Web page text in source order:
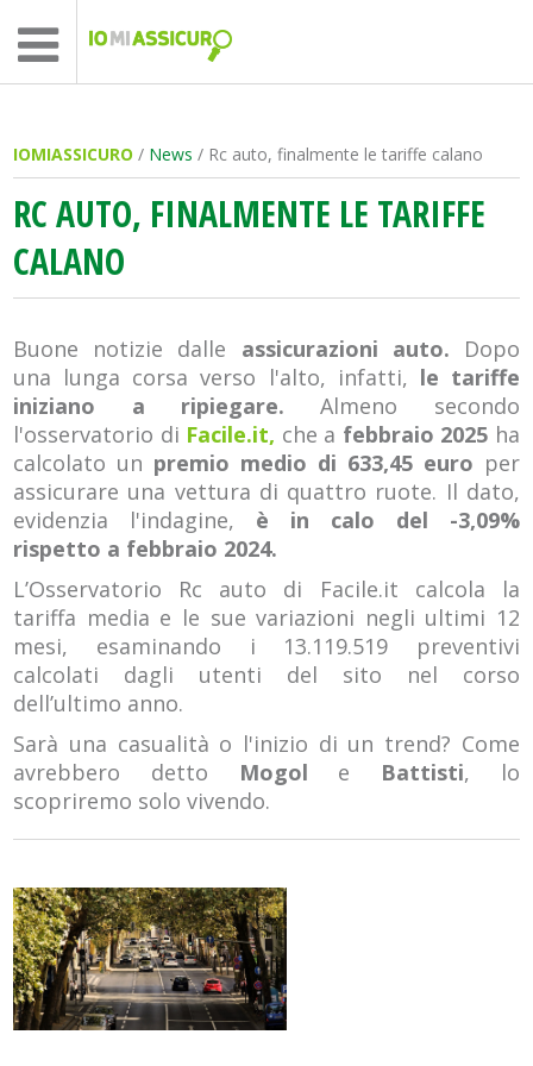
IOMIASSICURO / News / Rc auto, finalmente le tariffe calano
RC AUTO, FINALMENTE LE TARIFFE
CALANO
Buone notizie dalle assicurazioni auto. Dopo
una lunga corsa verso l'alto, infatti, le tariffe
iniziano a ripiegare. Almeno secondo
l'osservatorio di Facile.it, che a febbraio 2025 ha
calcolato un premio medio di 633,45 euro per
assicurare una vettura di quattro ruote. Il dato,
evidenzia l'indagine, è in calo del -3,09%
rispetto a febbraio 2024.
L’Osservatorio Rc auto di Facile.it calcola la
tariffa media e le sue variazioni negli ultimi 12
mesi, esaminando i 13.119.519 preventivi
calcolati dagli utenti del sito nel corso
dell’ultimo anno.
Sarà una casualità o l'inizio di un trend? Come
avrebbero detto Mogol e Battisti, lo
scopriremo solo vivendo.